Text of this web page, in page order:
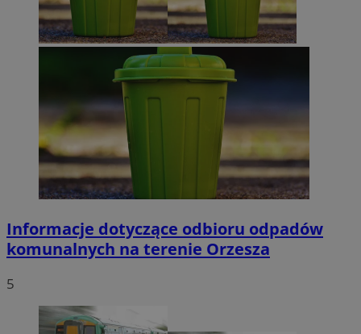
Informacje dotyczące odbioru odpadów
komunalnych na terenie Orzesza
5